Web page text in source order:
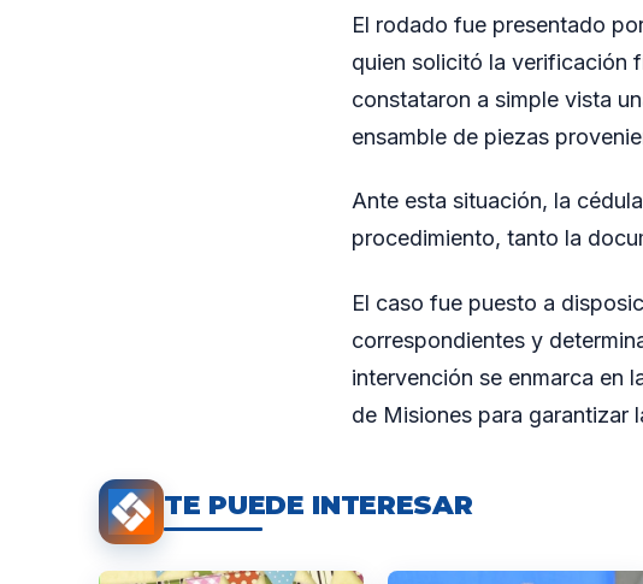
El rodado fue presentado
quien solicitó la verificación
constataron a simple vista
ensamble de piezas
Ante esta situación, la
procedimiento, tanto la
El caso fue puesto a
correspondientes y
intervención se enmarca en
de Misiones para garantizar
TE PUEDE INTERESAR